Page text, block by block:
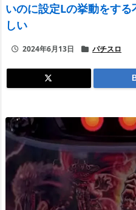
いのに設定Lの挙動をす
しい
2024年6月13日 パチスロ